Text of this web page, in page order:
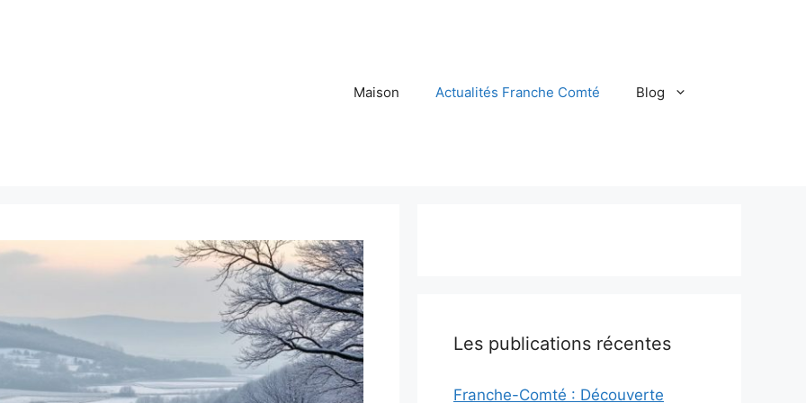
Maison Actualités Franche Comté Blog
Les publications récentes
Franche-Comté : Découverte